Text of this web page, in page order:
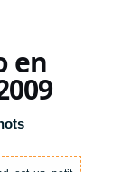
en